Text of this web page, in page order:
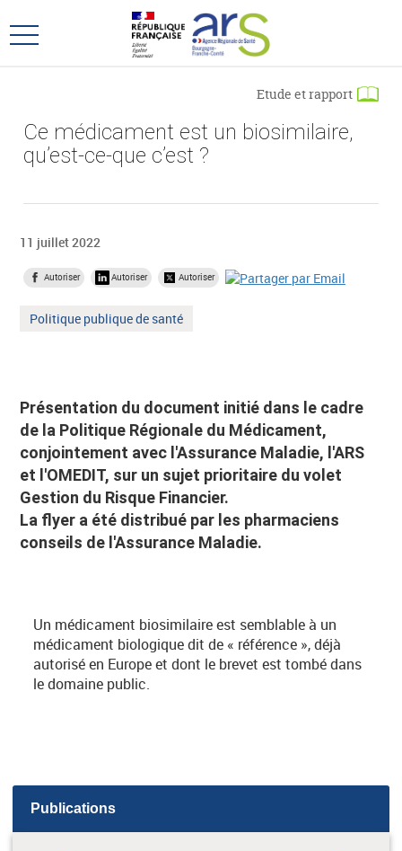
au
menu
au
contenu
Ouvrir
Ce médicament est un biosimilaire,
qu’est-ce-que c’est ?
Etude et rapport
11 juillet 2022
Autoriser Autoriser Autoriser
Mot
Politique publique de santé
Présentation du document initié dans le cadre
de la Politique Régionale du Médicament,
conjointement avec l'Assurance Maladie, l'ARS
et l'OMEDIT, sur un sujet prioritaire du volet
Gestion du Risque Financier.
La flyer a été distribué par les pharmaciens
conseils de l'Assurance Maladie.
Un médicament biosimilaire est semblable à un
médicament biologique dit de « référence », déjà
autorisé en Europe et dont le brevet est tombé dans
le domaine public.
Publications